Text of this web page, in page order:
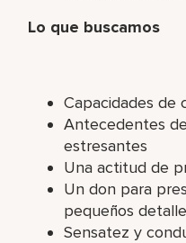
Lo que buscamos
Capacidades de
Antecedentes
estresantes
Una actitud de
Un don para
pequeños
Sensatez y